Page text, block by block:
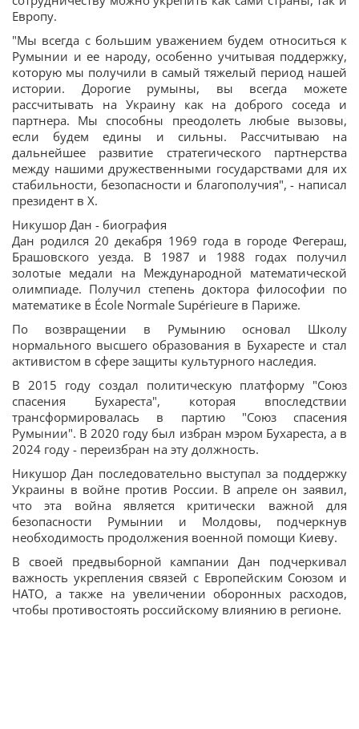
Европу.
"Мы всегда с большим уважением будем относиться к
Румынии и ее народу, особенно учитывая поддержку,
которую мы получили в самый тяжелый период нашей
истории. Дорогие румыны, вы всегда можете
рассчитывать на Украину как на доброго соседа и
партнера. Мы способны преодолеть любые вызовы,
если будем едины и сильны. Рассчитываю на
дальнейшее развитие стратегического партнерства
между нашими дружественными государствами для их
стабильности, безопасности и благополучия", - написал
президент в X.
Никушор Дан - биография
Дан родился 20 декабря 1969 года в городе Фегераш,
Брашовского уезда. В 1987 и 1988 годах получил
золотые медали на Международной математической
олимпиаде. Получил степень доктора философии по
математике в École Normale Supérieure в Париже.
По возвращении в Румынию основал Школу
нормального высшего образования в Бухаресте и стал
активистом в сфере защиты культурного наследия.
В 2015 году создал политическую платформу "Союз
спасения Бухареста", которая впоследствии
трансформировалась в партию "Союз спасения
Румынии". В 2020 году был избран мэром Бухареста, а в
2024 году - переизбран на эту должность.
Никушор Дан последовательно выступал за поддержку
Украины в войне против России. В апреле он заявил,
что эта война является критически важной для
безопасности Румынии и Молдовы, подчеркнув
необходимость продолжения военной помощи Киеву.
В своей предвыборной кампании Дан подчеркивал
важность укрепления связей с Европейским Союзом и
НАТО, а также на увеличении оборонных расходов,
чтобы противостоять российскому влиянию в регионе.